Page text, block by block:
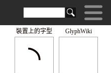
GlyphWiki
◝
裝置上的字型